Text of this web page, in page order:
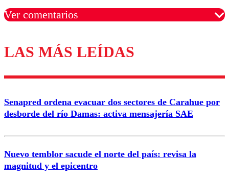
Ver comentarios
Los comentarios son moderados para garantizar un
diálogo respetuoso.
Correo
LAS MÁS LEÍDAS
Senapred ordena evacuar dos sectores de Carahue por
desborde del río Damas: activa mensajería SAE
Nuevo temblor sacude el norte del país: revisa la
magnitud y el epicentro